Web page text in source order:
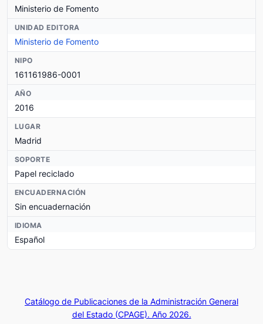
Ministerio de Fomento
UNIDAD EDITORA
Ministerio de Fomento
NIPO
161161986-0001
AÑO
2016
LUGAR
Madrid
SOPORTE
Papel reciclado
ENCUADERNACIÓN
Sin encuadernación
IDIOMA
Español
Catálogo de Publicaciones de la Administración General
del Estado (CPAGE). Año 2026.